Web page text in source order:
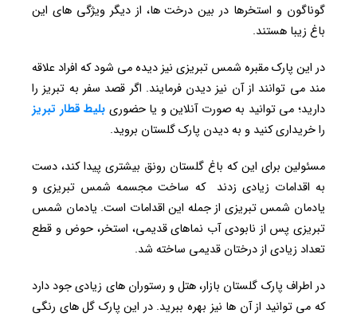
گوناگون و استخرها در بین درخت ها، از دیگر ویژگی های این
باغ زیبا هستند.
در این پارک مقبره شمس تبریزی نیز دیده می شود که افراد علاقه
مند می توانند از آن نیز دیدن فرمایند. اگر قصد سفر به تبریز را
دارید؛ می توانید به صورت آنلاین و یا حضوری بلیط قطار تبریز
را خریداری کنید و به دیدن پارک گلستان بروید.
مسئولین برای این که باغ گلستان رونق بیشتری پیدا کند، دست
به اقدامات زیادی زدند که ساخت مجسمه شمس تبریزی و
یادمان شمس تبریزی از جمله این اقدامات است. یادمان شمس
تبریزی پس از نابودی آب نماهای قدیمی، استخر، حوض و قطع
تعداد زیادی از درختان قدیمی ساخته شد.
در اطراف پارک گلستان بازار، هتل و رستوران های زیادی جود دارد
که می توانید از آن ها نیز بهره ببرید. در این پارک گل های رنگی